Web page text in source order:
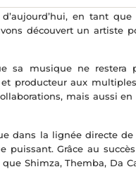
en tant
découvert un artiste
sa musique ne restera
producteur aux
mais aussi
dans la lignée directe de
puissant. Grâce au
Shimza, Themba, Da